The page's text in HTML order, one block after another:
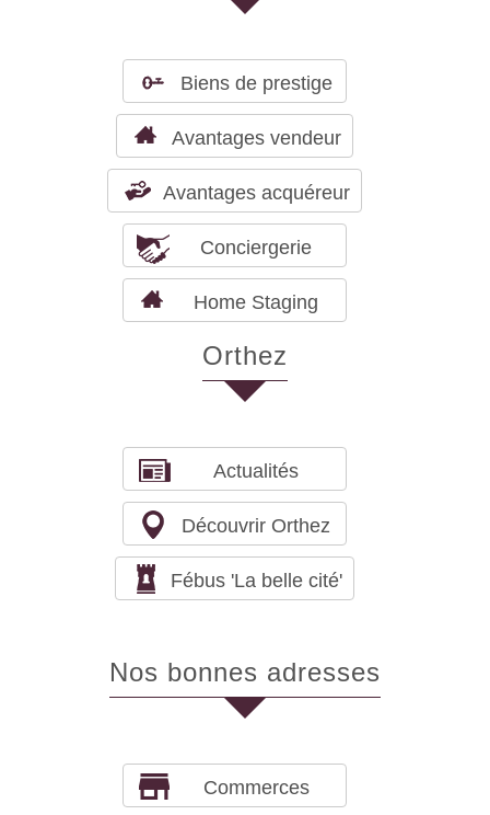
Biens de prestige
Avantages vendeur
Avantages acquéreur
Conciergerie
Home Staging
orthez
Actualités
Découvrir Orthez
Fébus 'La belle cité'
nos bonnes adresses
Commerces